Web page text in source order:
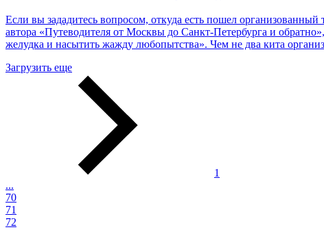
Если вы зададитесь вопросом, откуда есть пошел
автора «Путеводителя от Москвы до Санкт-Петербурга и
желудка и насытить жажду любопытства». Чем не два кита
Загрузить еще
1
...
70
71
72